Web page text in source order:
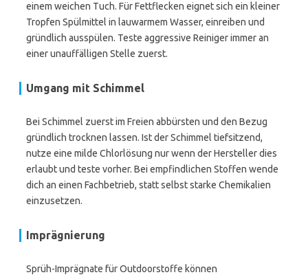
einem weichen Tuch. Für Fettflecken eignet sich ein kleiner
Tropfen Spülmittel in lauwarmem Wasser, einreiben und
gründlich ausspülen. Teste aggressive Reiniger immer an
einer unauffälligen Stelle zuerst.
Umgang mit Schimmel
Bei Schimmel zuerst im Freien abbürsten und den Bezug
gründlich trocknen lassen. Ist der Schimmel tiefsitzend,
nutze eine milde Chlorlösung nur wenn der Hersteller dies
erlaubt und teste vorher. Bei empfindlichen Stoffen wende
dich an einen Fachbetrieb, statt selbst starke Chemikalien
einzusetzen.
Imprägnierung
Sprüh-Imprägnate für Outdoorstoffe können